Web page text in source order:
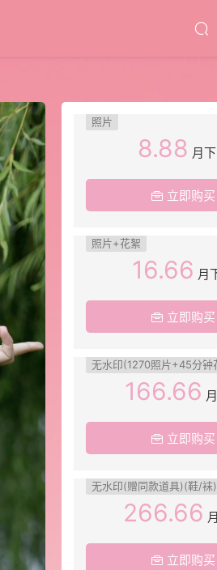
照片
8.88 月
立即购买
照片+花絮
16.66 月
立即购买
无水印(1270照片+45分钟
166.66
立即购买
无水印(赠同款道具)(鞋/袜
266.66
立即购买